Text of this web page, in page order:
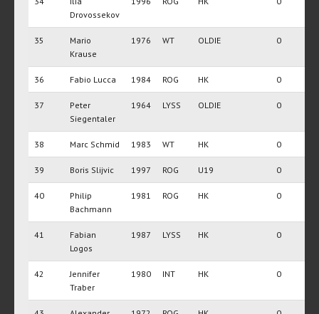
Drovossekov
35
Mario
Krause
1976 WT OLDIE 0
36 Fabio Lucca 1984 ROG HK 0
37
Peter
Siegentaler
1964 LYSS OLDIE 0
38 Marc Schmid 1983 WT HK 0
39 Boris Slijvic 1997 ROG U19 0
40
Philip
Bachmann
1981 ROG HK 0
41
Fabian
Logos
1987 LYSS HK 0
42
Jennifer
Traber
1980 INT HK 0